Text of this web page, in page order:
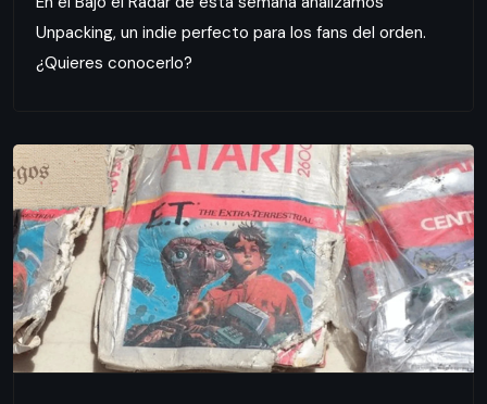
Unpacking, un indie perfecto para los fans del orden.
¿Quieres conocerlo?